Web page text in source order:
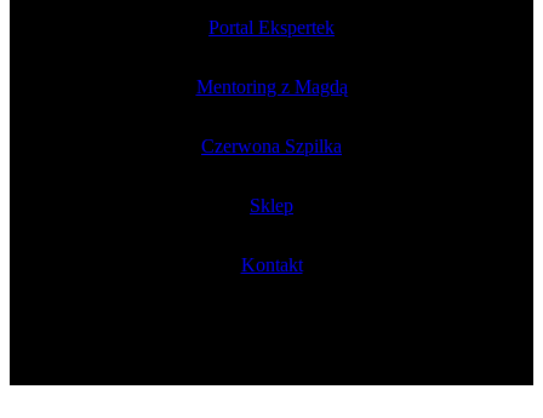
Portal Ekspertek
Mentoring z Magdą
Czerwona Szpilka
Sklep
Kontakt